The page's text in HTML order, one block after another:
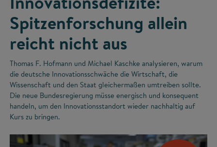
Spitzenforschung allein
reicht nicht aus
Thomas F. Hofmann und Michael Kaschke analysieren, warum
die deutsche Innovationsschwäche die Wirtschaft, die
Wissenschaft und den Staat gleichermaßen umtreiben sollte.
Die neue Bundesregierung müsse energisch und konsequent
handeln, um den Innovationsstandort wieder nachhaltig auf
Kurs zu bringen.